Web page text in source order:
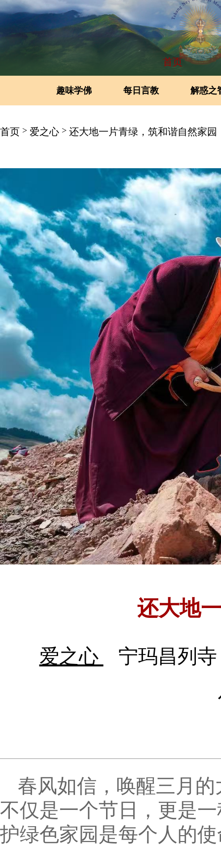
首页
趣味学佛 每日言教 解惑之
首页 > 爱之心 > 还大地一片青绿，筑和谐自然家园
还大地
爱之心
宁玛昌列寺
春风如信，唤醒三月
不仅是一个节日，更是
护绿色家园是每个人的